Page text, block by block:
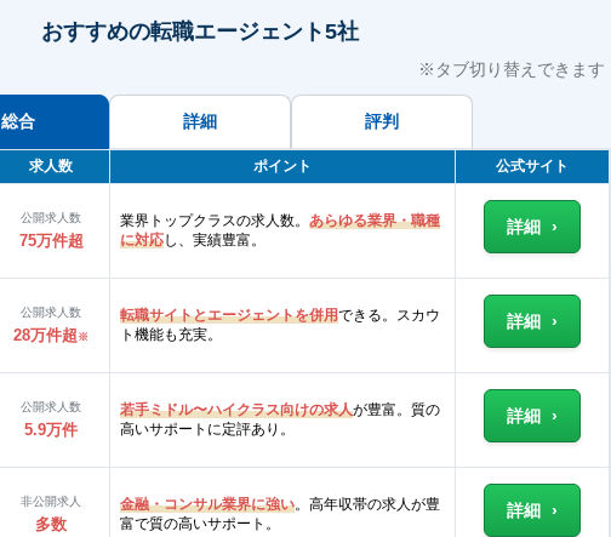
おすすめの転職エージェント5社
※タブ切り替えできます
総合 詳細 評判
求人数 ポイント 公式サイト
公開求人数
75万件超
業界トップクラスの求人数。 あらゆる業界・職種
に対応し、実績豊富。
詳細
公開求人数
28万件超 ※
転職サイトとエージェントを併用できる。スカウ
ト機能も充実。
詳細
公開求人数
5.9万件
若手ミドル〜ハイクラス向けの求人が豊富。質の
高いサポートに定評あり。
詳細
非公開求人
多数
金融・コンサル業界に強い。高年収帯の求人が豊
富で質の高いサポート。
詳細